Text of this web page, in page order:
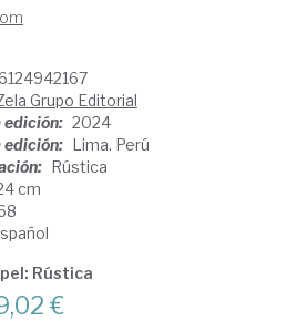
Grupo Editorial
edición: 2024
edición: Lima. Perú
Rústica
cm
Rústica
€